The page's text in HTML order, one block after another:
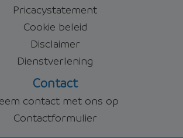
Pricacystatement
Cookie beleid
Disclaimer
Dienstverlening
Contact
contact met ons op
Contactformulier